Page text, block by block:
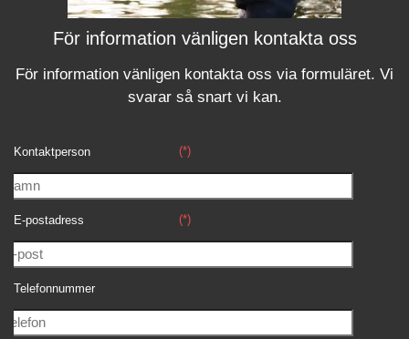
För information vänligen kontakta oss
För information vänligen kontakta oss via formuläret. Vi
svararså snart vi kan.
Kontaktperson (*)
E-postadress (*)
Telefonnummer